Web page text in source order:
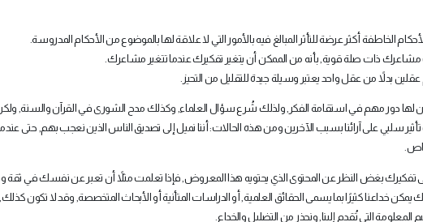
الخاطفة أكثر عرضة للتأثر المبالغ فيه بالأمور التي لا علاقة لها بالموضوع من الأحكام المدروسة.
مشاعرك ذات صلة قوية, بأنه من الممكن أن يتغير تفكيرك عندما تتغير مشاعرك.
بدلاً من عقل واحد يعتبر وسيلة جيدة للتقليل من التحيز.
لها دور مهم في استقامة الفكر, ولذلك شُرع سؤال العلماء, وكذلك مدح الشورى في القرآن والسنة,
سلبي على آرائنا بسبب الآخرين ومن هذه الحالات: أننا نميل إلى تصديق الناس الذين نعجب بهم, حتى
تفكيرك بغض النظر عن المحتوى الذي يحتويه هذا المعروض, فإذا تعلمت مثلاً أن تعبر عن نفسك في ثقة
خداعنا كثيرًا بما يسمى الحقائق العلمية, أو الدراسات المتأنية أو الأبحاث المتخصصة, وقد لا تكون
المعلومة التي تُقدم إلينا, ونحذر من التضليل والخداع.